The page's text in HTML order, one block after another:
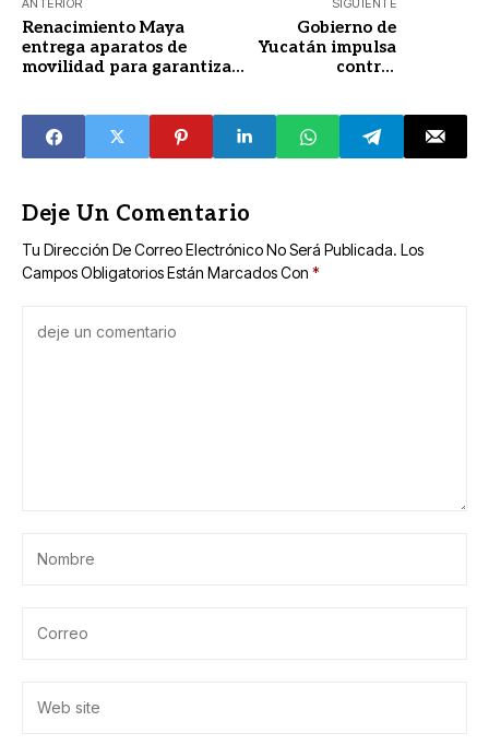
ANTERIOR
Renacimiento Maya
entrega aparatos de
movilidad para garantizar
SIGUIENTE
Gobierno de
Yucatán impulsa
control
Deje Un Comentario
Tu Dirección De Correo Electrónico No Será Publicada. Los
Campos Obligatorios Están Marcados Con *